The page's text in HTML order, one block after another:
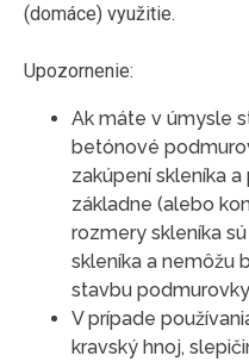
(domáce) využitie.
Upozornenie:
Ak máte v úmysle
betónové
zakúpení skleníka
základne (alebo
rozmery skleníka
skleníka a nemôžu
stavbu
V prípade
kravský hnoj,